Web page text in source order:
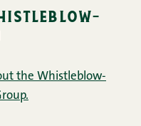
the Whistleblow-